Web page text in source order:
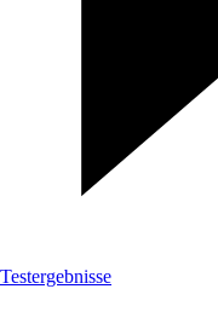
Testergebnisse